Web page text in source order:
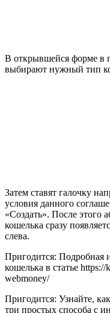
В открывшейся форме в
выбирают нужный тип
Затем ставят галочку
условия данного
«Создать». После этого
кошелька сразу
слева.
Пригодится: Подробная
кошелька в статье
webmoney/
Пригодится: Узнайте,
три простых способа с